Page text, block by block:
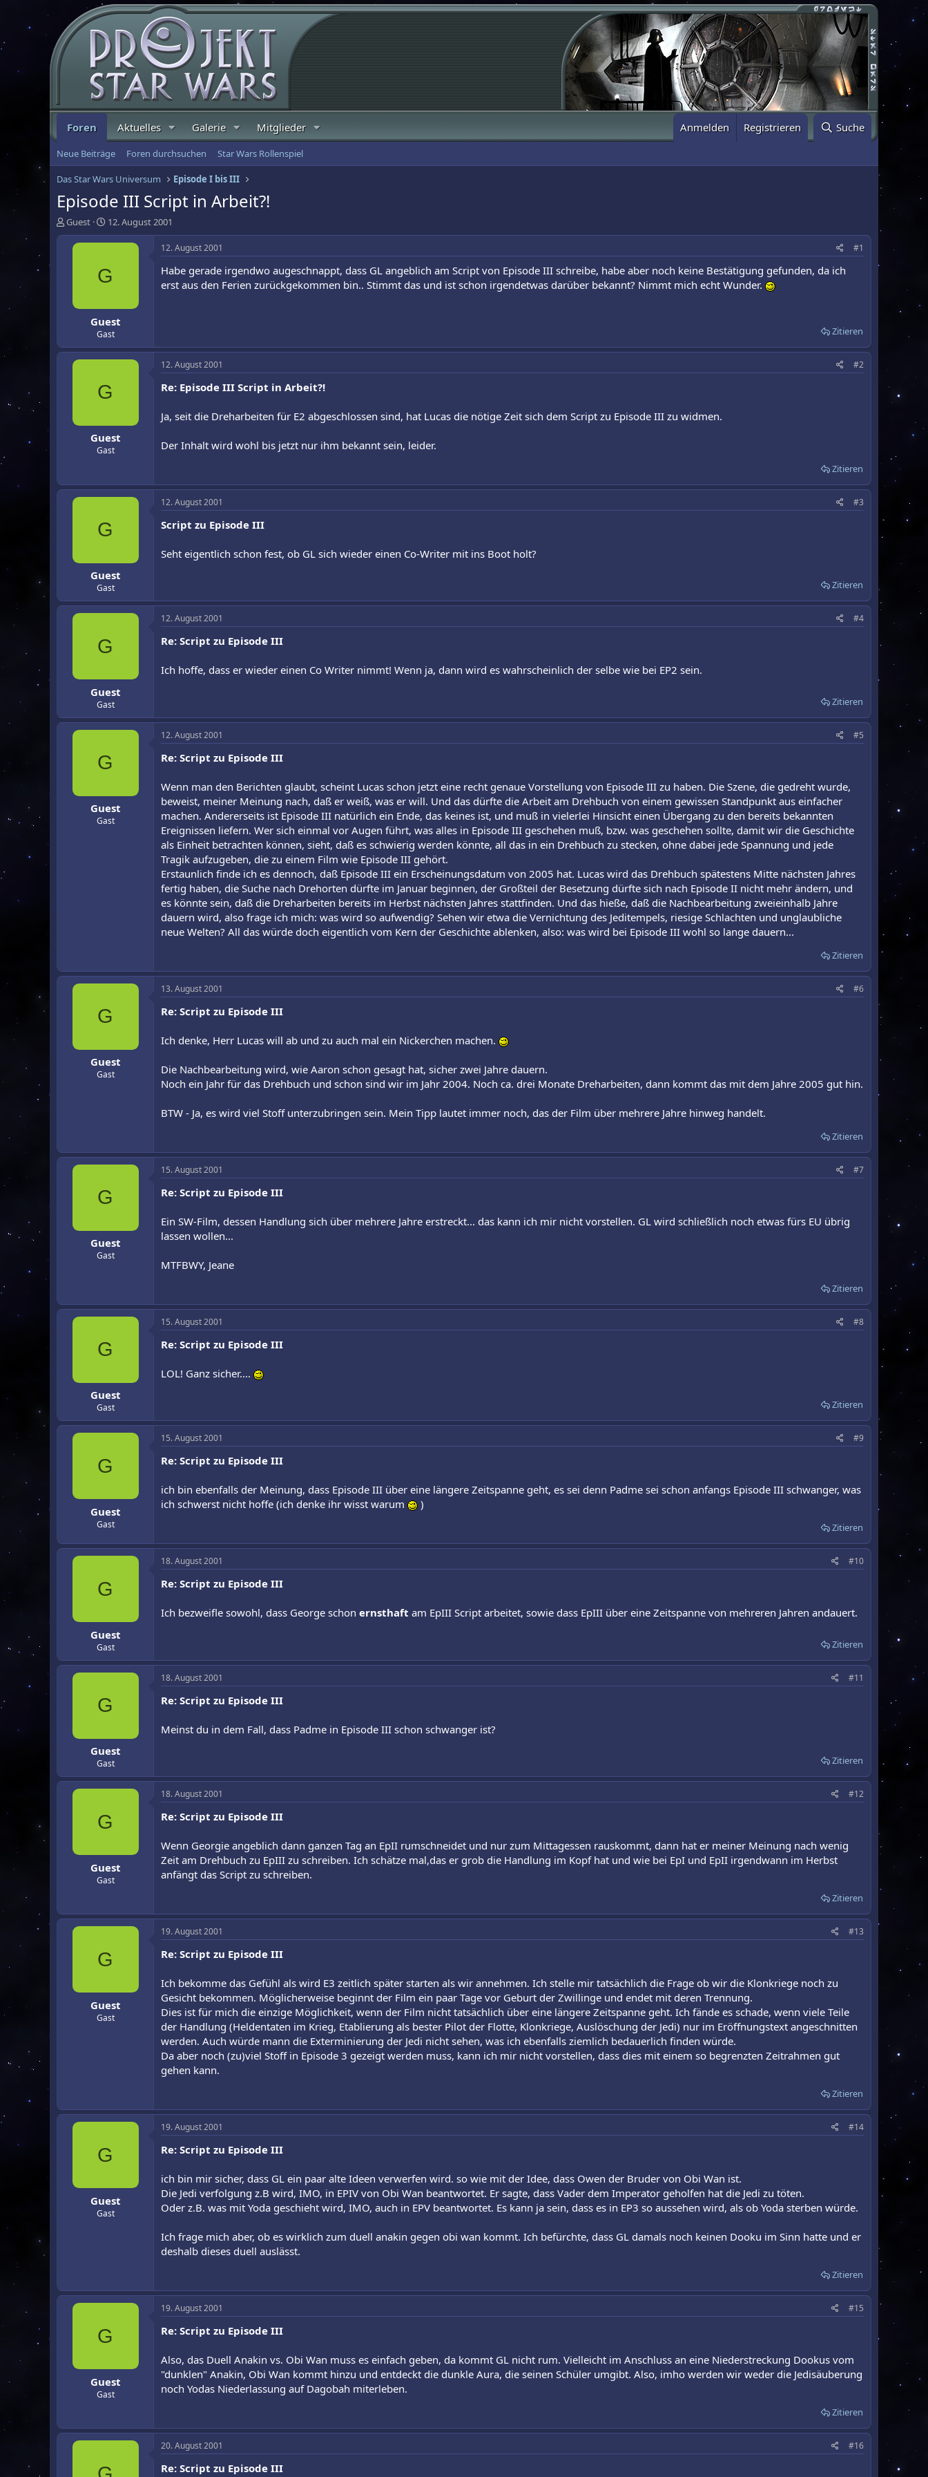
Foren Aktuelles Galerie Mitglieder Anmelden Registrieren Suche
Neue Beiträge Foren durchsuchen Star Wars Rollenspiel
Das Star Wars Universum Episode I bis III
Episode III Script in Arbeit?!
E
r
Guest
E
r
s
e
l
t
a
m
12. August 2001
G
Guest
Gast
12. August 2001 #1
Habe gerade irgendwo augeschnappt, dass GL angeblich am Script von Episode III schreibe, habe aber noch keine Bestätigung gefunden, da ich
erst aus den Ferien zurückgekommen bin.. Stimmt das und ist schon irgendetwas darüber bekannt? Nimmt mich echt Wunder.
Zitieren
G
Guest
Gast
12. August 2001 #2
Re: Episode III Script in Arbeit?!
Ja, seit die Dreharbeiten für E2 abgeschlossen sind, hat Lucas die nötige Zeit sich dem Script zu Episode III zu widmen.
Der Inhalt wird wohl bis jetzt nur ihm bekannt sein, leider.
Zitieren
G
Guest
Gast
12. August 2001 #3
Script zu Episode III
Seht eigentlich schon fest, ob GL sich wieder einen Co-Writer mit ins Boot holt?
Zitieren
G
Guest
Gast
12. August 2001 #4
Re: Script zu Episode III
Ich hoffe, dass er wieder einen Co Writer nimmt! Wenn ja, dann wird es wahrscheinlich der selbe wie bei EP2 sein.
Zitieren
G
Guest
Gast
12. August 2001 #5
Re: Script zu Episode III
Wenn man den Berichten glaubt, scheint Lucas schon jetzt eine recht genaue Vorstellung von Episode III zu haben. Die Szene, die gedreht wurde,
beweist, meiner Meinung nach, daß er weiß, was er will. Und das dürfte die Arbeit am Drehbuch von einem gewissen Standpunkt aus einfacher
machen. Andererseits ist Episode III natürlich ein Ende, das keines ist, und muß in vielerlei Hinsicht einen Übergang zu den bereits bekannten
Ereignissen liefern. Wer sich einmal vor Augen führt, was alles in Episode III geschehen muß, bzw. was geschehen sollte, damit wir die Geschichte
als Einheit betrachten können, sieht, daß es schwierig werden könnte, all das in ein Drehbuch zu stecken, ohne dabei jede Spannung und jede
Tragik aufzugeben, die zu einem Film wie Episode III gehört.
Erstaunlich finde ich es dennoch, daß Episode III ein Erscheinungsdatum von 2005 hat. Lucas wird das Drehbuch spätestens Mitte nächsten Jahres
fertig haben, die Suche nach Drehorten dürfte im Januar beginnen, der Großteil der Besetzung dürfte sich nach Episode II nicht mehr ändern, und
es könnte sein, daß die Dreharbeiten bereits im Herbst nächsten Jahres stattfinden. Und das hieße, daß die Nachbearbeitung zweieinhalb Jahre
dauern wird, also frage ich mich: was wird so aufwendig? Sehen wir etwa die Vernichtung des Jeditempels, riesige Schlachten und unglaubliche
neue Welten? All das würde doch eigentlich vom Kern der Geschichte ablenken, also: was wird bei Episode III wohl so lange dauern...
Zitieren
G
Guest
Gast
13. August 2001 #6
Re: Script zu Episode III
Ich denke, Herr Lucas will ab und zu auch mal ein Nickerchen machen.
Die Nachbearbeitung wird, wie Aaron schon gesagt hat, sicher zwei Jahre dauern.
Noch ein Jahr für das Drehbuch und schon sind wir im Jahr 2004. Noch ca. drei Monate Dreharbeiten, dann kommt das mit dem Jahre 2005 gut hin.
BTW - Ja, es wird viel Stoff unterzubringen sein. Mein Tipp lautet immer noch, das der Film über mehrere Jahre hinweg handelt.
Zitieren
G
Guest
Gast
15. August 2001 #7
Re: Script zu Episode III
Ein SW-Film, dessen Handlung sich über mehrere Jahre erstreckt... das kann ich mir nicht vorstellen. GL wird schließlich noch etwas fürs EU übrig
lassen wollen...
MTFBWY, Jeane
Zitieren
G
Guest
Gast
15. August 2001 #8
Re: Script zu Episode III
LOL! Ganz sicher....
Zitieren
G
Guest
Gast
15. August 2001 #9
Re: Script zu Episode III
ich bin ebenfalls der Meinung, dass Episode III über eine längere Zeitspanne geht, es sei denn Padme sei schon anfangs Episode III schwanger, was
ich schwerst nicht hoffe (ich denke ihr wisst warum
)
Zitieren
G
Guest
Gast
18. August 2001 #10
Re: Script zu Episode III
Ich bezweifle sowohl, dass George schon ernsthaft am EpIII Script arbeitet, sowie dass EpIII über eine Zeitspanne von mehreren Jahren andauert.
Zitieren
G
Guest
Gast
18. August 2001 #11
Re: Script zu Episode III
Meinst du in dem Fall, dass Padme in Episode III schon schwanger ist?
Zitieren
G
Guest
Gast
18. August 2001 #12
Re: Script zu Episode III
Wenn Georgie angeblich dann ganzen Tag an EpII rumschneidet und nur zum Mittagessen rauskommt, dann hat er meiner Meinung nach wenig
Zeit am Drehbuch zu EpIII zu schreiben. Ich schätze mal,das er grob die Handlung im Kopf hat und wie bei EpI und EpII irgendwann im Herbst
anfängt das Script zu schreiben.
Zitieren
G
Guest
Gast
19. August 2001 #13
Re: Script zu Episode III
Ich bekomme das Gefühl als wird E3 zeitlich später starten als wir annehmen. Ich stelle mir tatsächlich die Frage ob wir die Klonkriege noch zu
Gesicht bekommen. Möglicherweise beginnt der Film ein paar Tage vor Geburt der Zwillinge und endet mit deren Trennung.
Dies ist für mich die einzige Möglichkeit, wenn der Film nicht tatsächlich über eine längere Zeitspanne geht. Ich fände es schade, wenn viele Teile
der Handlung (Heldentaten im Krieg, Etablierung als bester Pilot der Flotte, Klonkriege, Auslöschung der Jedi) nur im Eröffnungstext angeschnitten
werden. Auch würde mann die Exterminierung der Jedi nicht sehen, was ich ebenfalls ziemlich bedauerlich finden würde.
Da aber noch (zu)viel Stoff in Episode 3 gezeigt werden muss, kann ich mir nicht vorstellen, dass dies mit einem so begrenzten Zeitrahmen gut
gehen kann.
Zitieren
G
Guest
Gast
19. August 2001 #14
Re: Script zu Episode III
ich bin mir sicher, dass GL ein paar alte Ideen verwerfen wird. so wie mit der Idee, dass Owen der Bruder von Obi Wan ist.
Die Jedi verfolgung z.B wird, IMO, in EPIV von Obi Wan beantwortet. Er sagte, dass Vader dem Imperator geholfen hat die Jedi zu töten.
Oder z.B. was mit Yoda geschieht wird, IMO, auch in EPV beantwortet. Es kann ja sein, dass es in EP3 so aussehen wird, als ob Yoda sterben würde.
Ich frage mich aber, ob es wirklich zum duell anakin gegen obi wan kommt. Ich befürchte, dass GL damals noch keinen Dooku im Sinn hatte und er
deshalb dieses duell auslässt.
Zitieren
G
Guest
Gast
19. August 2001 #15
Re: Script zu Episode III
Also, das Duell Anakin vs. Obi Wan muss es einfach geben, da kommt GL nicht rum. Vielleicht im Anschluss an eine Niederstreckung Dookus vom
"dunklen" Anakin, Obi Wan kommt hinzu und entdeckt die dunkle Aura, die seinen Schüler umgibt. Also, imho werden wir weder die Jedisäuberung
noch Yodas Niederlassung auf Dagobah miterleben.
Zitieren
20. August 2001 #16
Re: Script zu Episode III